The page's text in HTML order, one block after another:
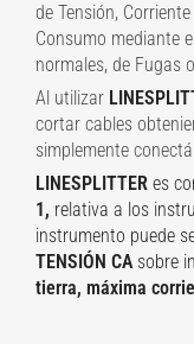
de Tensión,
Consumo mediante
normales, de Fugas
Al utilizar
cortar cables
simplemente
LINESPLITTER es
1, relativa a los
instrumento puede
TENSIÓN CAsobre
tierra, máxima